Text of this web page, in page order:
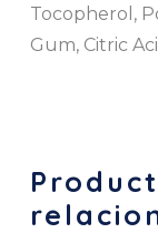
Tocopherol,
Gum, Citric